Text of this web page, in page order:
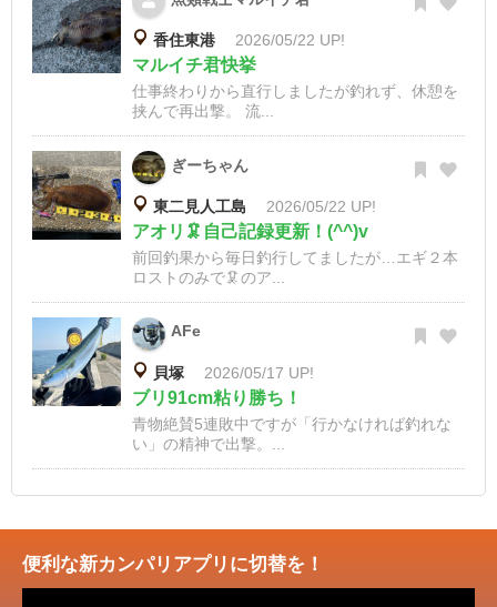
香住東港 2026/05/22 UP!
マルイチ君快挙
仕事終わりから直行しましたが釣れず、休憩を
挟んで再出撃。 流...
ぎーちゃん
東二見人工島 2026/05/22 UP!
アオリ🦑自己記録更新！(^^)v
前回釣果から毎日釣行してましたが…エギ２本
ロストのみで🦑のア...
AFe
貝塚 2026/05/17 UP!
ブリ91cm粘り勝ち！
青物絶賛5連敗中ですが「行かなければ釣れな
い」の精神で出撃。...
便利な新カンパリアプリに切替を！